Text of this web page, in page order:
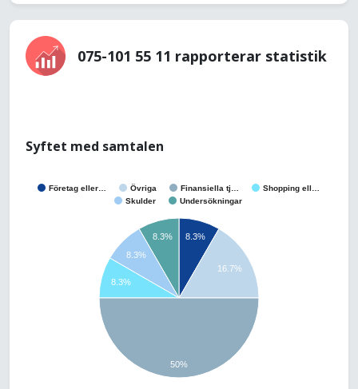
075-101 55 11 rapporterar statistik
Syftet med samtalen
Företag eller… Övriga Finansiella tj…
Shopping ell…
Skulder
Undersökningar
8.3%
16.7%
8.3%
8.3%
8.3%
50%